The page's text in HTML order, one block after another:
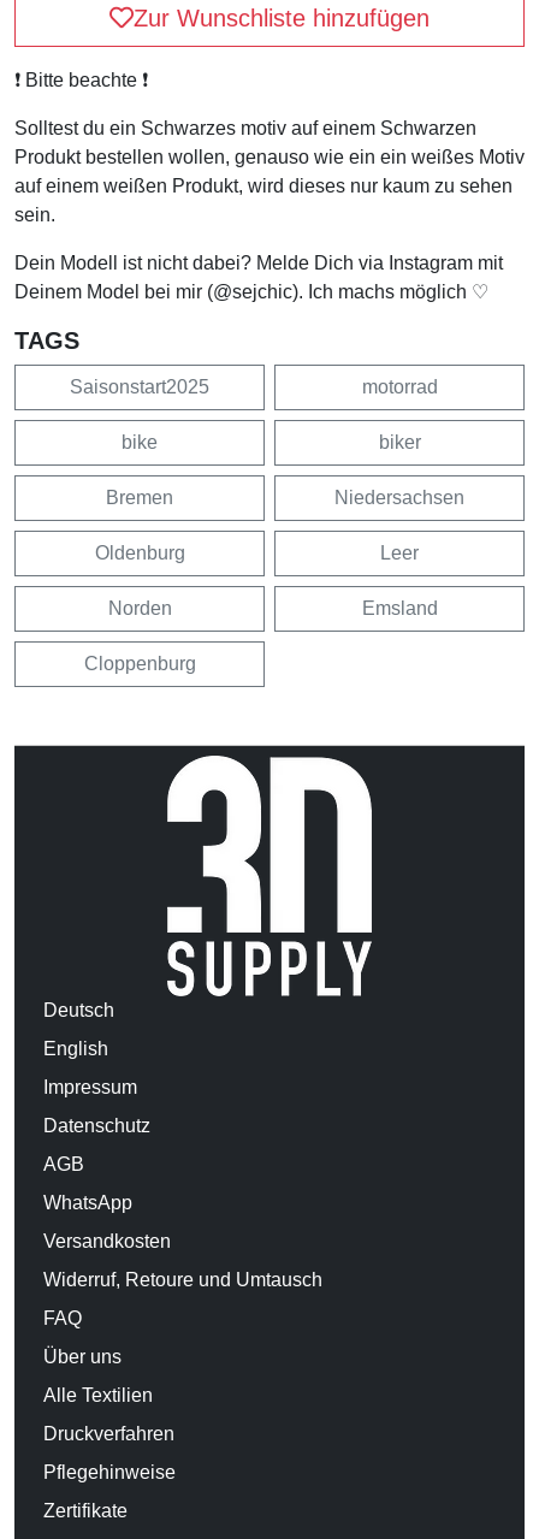
Zur Wunschliste hinzufügen
❗️ Bitte beachte ❗️
Solltest du ein Schwarzes motiv auf einem Schwarzen
Produkt bestellen wollen, genauso wie ein ein weißes Motiv
auf einem weißen Produkt, wird dieses nur kaum zu sehen
sein.
Dein Modell ist nicht dabei? Melde Dich via Instagram mit
Deinem Model bei mir (@sejchic). Ich machs möglich ♡
TAGS
Saisonstart2025 motorrad
bike biker
Bremen Niedersachsen
Oldenburg Leer
Norden Emsland
Cloppenburg
Deutsch
English
Impressum
Datenschutz
AGB
WhatsApp
Versandkosten
Widerruf, Retoure und Umtausch
FAQ
Über uns
Alle Textilien
Druckverfahren
Pflegehinweise
Zertifikate